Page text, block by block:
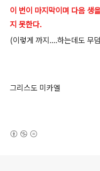
이 번이 마지막이며 다음 생
지 못한다.
(이렇게 까지....하는데도 무
그리스도 미카엘